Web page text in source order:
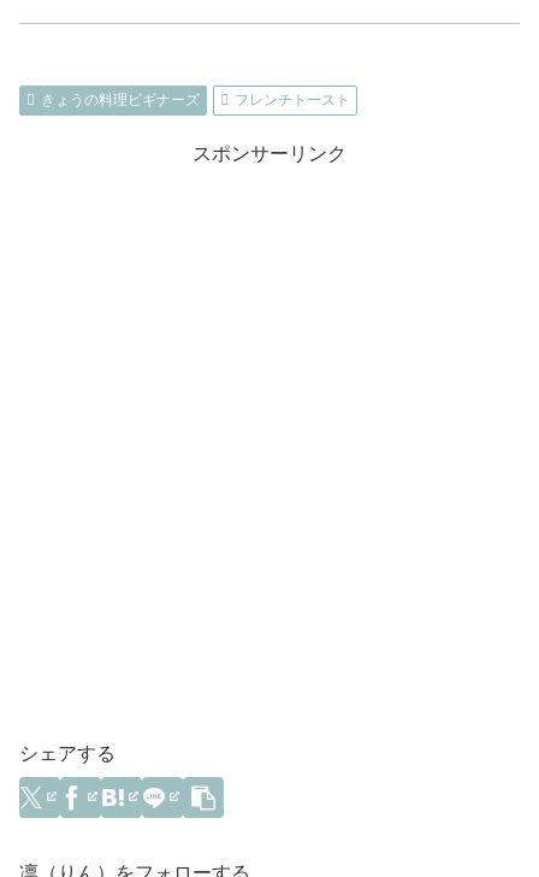
きょうの料理ビギナーズ フレンチトースト
スポンサーリンク
シェアする
凛（りん）をフォローする